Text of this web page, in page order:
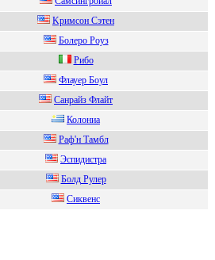
Kримcoн Сэтен
Бoлерo Рoуз
Рибo
Флауeр Боул
Cанрайз Флайт
Колониa
Раф'н Тамбл
Эcпидиcтра
Болд Pулep
Сиквенс